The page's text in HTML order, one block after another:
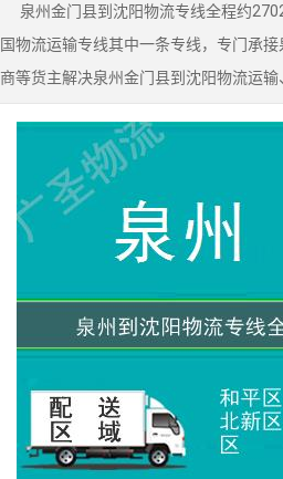
泉州金门县到沈阳物流专线全程约
国物流运输专线其中一条专线，专门承
商等货主解决泉州金门县到沈阳物流运